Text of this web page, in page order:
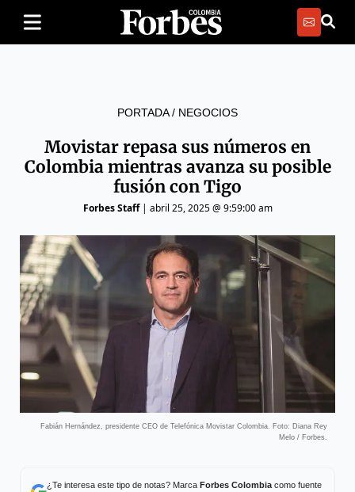
PORTADA/ NEGOCIOS
Movistar repasa sus números en
Colombia mientras avanza su posible
fusión con Tigo
Forbes Staff| abril 25, 2025 @ 9:59:00 am
Fabián Hernández, presidente CEO de Telefónica Movistar Colombia. Foto: Diana Rey
Melo / Forbes.
¿Te interesa este tipo de notas? Marca Forbes Colombiacomo fuente